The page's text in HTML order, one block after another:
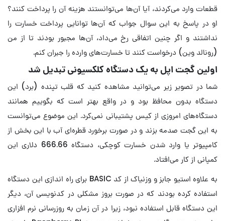
قطعات وارد می‌کردند، آیا آن‌ها می‌توانستند هزینه آن را پرداخت کنند؟
او در پاسخ به این سوال جواب که آن‌ها توانایی پرداخت خسارت را
نداشتند و اگر چنین اتفاقی رخ می‌داد، آن‌ها مجبور بودند تا از من
(رونالد وین) درخواست کنند تا خسارت‌های وارده را جبران کنم.
اولین گجت اپل به یک دستگاه کلکسیونی تبدیل شد
شما در تصویر زیر می‌توانید مشاهده کنید که قلب تپنده (برد) این
دستگاه بدون محافظ بود و در واقع بهتر است که بگوییم همانند
دستگاه‌های امروزی از کیس پشتیبانی نمی‌کرد. این موضوع می‌توانست
به این گجت صدمه بزند و در صورت برخورد قطره‌ای آب با این بخش از
کامپیوتر یا وارد شدن خسارت کوچکی، دستگاه 666.66 دلاری این
کمپانی از کار می‌افتاد.
به علاوه استیو جابز و وزنیاک از کد BASIC برای راه اندازی این دستگاه
استفاده کرده بودند که در صورت بروز مشکلی در کدنویسی آن، دیگر
این دستگاه قابل استفاده نبود، زیرا در آن زمان به روزرسانی نرم افزاری